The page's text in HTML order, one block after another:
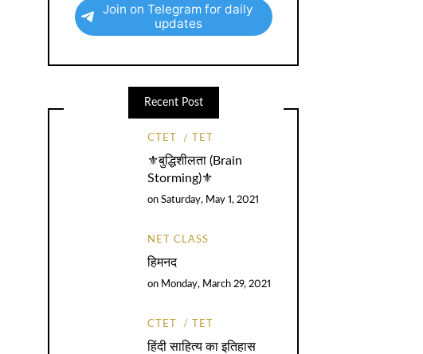
Join on Telegram for daily
updates
Recent Post
CTET TET
⚜️बुद्धिशीलता (Brain
Storming)⚜️
on Saturday, May 1, 2021
NET CLASS
हिमनद
on Monday, March 29, 2021
CTET TET
हिंदी साहित्य का इतिहास